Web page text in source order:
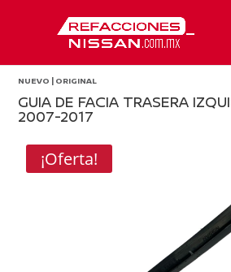
NUEVO | ORIGINAL
GUIA DE FACIA TRASERA
2007-2017
¡Oferta!